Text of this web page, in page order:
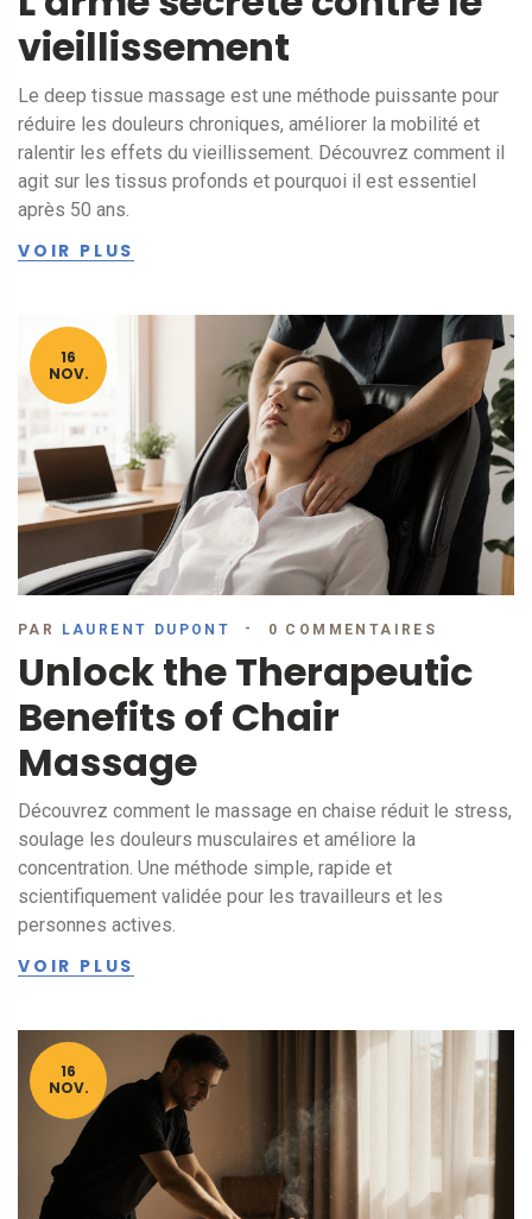
vieillissement
Le deep tissue massage est une méthode puissante pour
réduire les douleurs chroniques, améliorer la mobilité et
ralentir les effets du vieillissement. Découvrez comment il
agit sur les tissus profonds et pourquoi il est essentiel
après 50 ans.
VOIR PLUS
16
NOV.
PAR LAURENT DUPONT 0 COMMENTAIRES
Unlock the Therapeutic
Benefits of Chair
Massage
Découvrez comment le massage en chaise réduit le stress,
soulage les douleurs musculaires et améliore la
concentration. Une méthode simple, rapide et
scientifiquement validée pour les travailleurs et les
personnes actives.
VOIR PLUS
16
NOV.